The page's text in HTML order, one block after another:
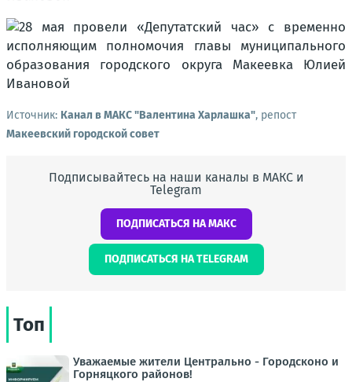
Источник: Канал в МАКС "Валентина Харлашка", репост
Макеевский городской совет
Подписывайтесь на наши каналы в МАКС и
Telegram
ПОДПИСАТЬСЯ НА МАКС
ПОДПИСАТЬСЯ НА TELEGRAM
Топ
Уважаемые жители Центрально - Городсконо и
Горняцкого районов!